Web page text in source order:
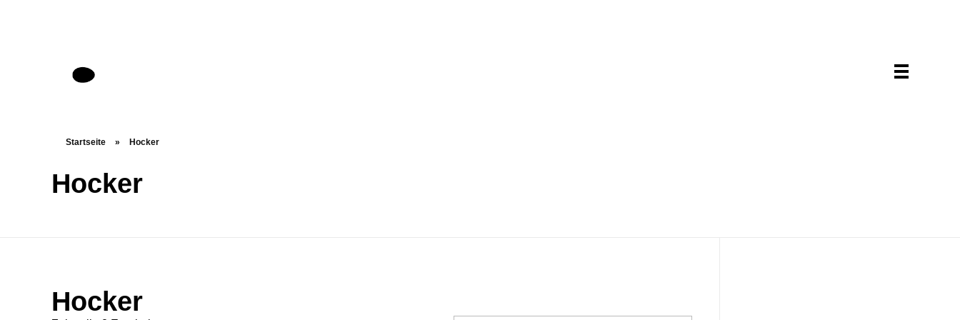
Startseite » Hocker
Hocker
Hocker